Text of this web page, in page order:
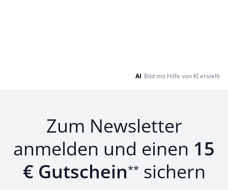
AI Bild mit Hilfe von KI erstellt
Zum Newsletter
anmelden und einen 15
€ Gutschein** sichern